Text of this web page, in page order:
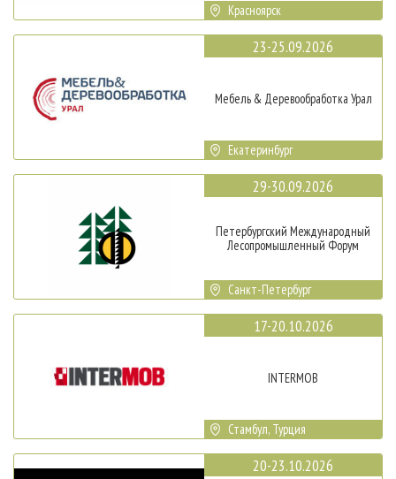
Красноярск
23-25.09.2026
Мебель & Деревообработка Урал
Екатеринбург
29-30.09.2026
Петербургский Международный
Лесопромышленный Форум
Санкт-Петербург
17-20.10.2026
INTERMOB
Стамбул, Турция
20-23.10.2026